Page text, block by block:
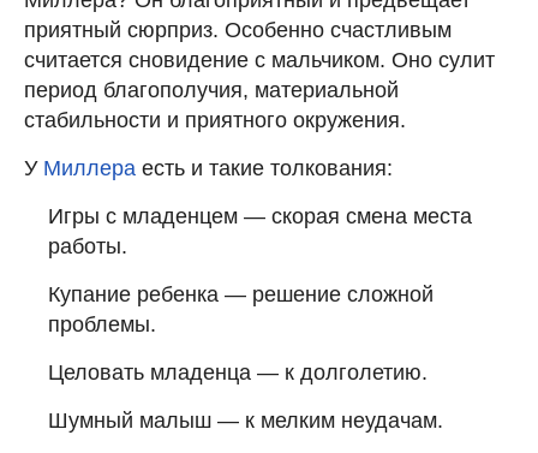
приятный сюрприз. Особенно счастливым
считается сновидение с мальчиком. Оно сулит
период благополучия, материальной
стабильности и приятного окружения.
У Миллера есть и такие толкования:
Игры с младенцем — скорая смена места
работы.
Купание ребенка — решение сложной
проблемы.
Целовать младенца — к долголетию.
Шумный малыш — к мелким неудачам.